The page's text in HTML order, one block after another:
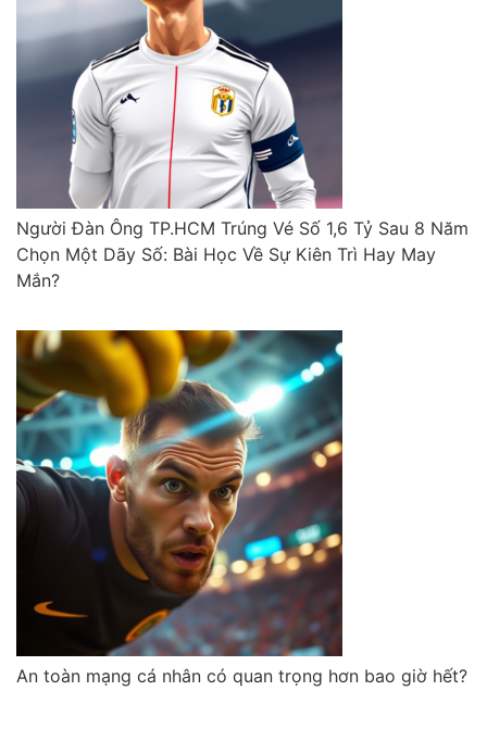
Người Đàn Ông TP.HCM Trúng Vé Số 1,6 Tỷ Sau 8 Năm
Chọn Một Dãy Số: Bài Học Về Sự Kiên Trì Hay May
Mắn?
An toàn mạng cá nhân có quan trọng hơn bao giờ hết?